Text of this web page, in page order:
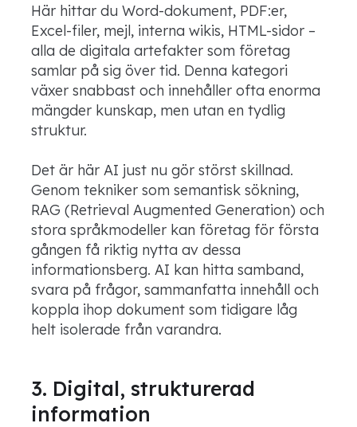
Här hittar du Word-dokument, PDF:er,
Excel-filer, mejl, interna wikis, HTML-sidor –
alla de digitala artefakter som företag
samlar på sig över tid. Denna kategori
växer snabbast och innehåller ofta enorma
mängder kunskap, men utan en tydlig
struktur.
Det är här AI just nu gör störst skillnad.
Genom tekniker som semantisk sökning,
RAG (Retrieval Augmented Generation) och
stora språkmodeller kan företag för första
gången få riktig nytta av dessa
informationsberg. AI kan hitta samband,
svara på frågor, sammanfatta innehåll och
koppla ihop dokument som tidigare låg
helt isolerade från varandra.
3. Digital, strukturerad
information